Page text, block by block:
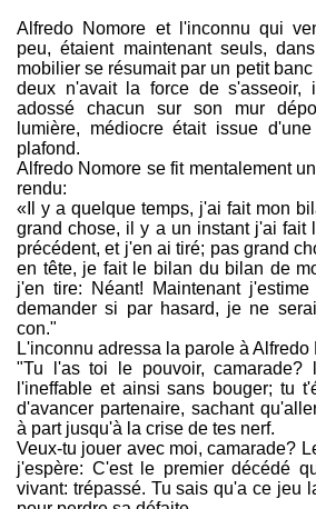
Alfredo Nomore et l'inconnu qui
peu, étaient maintenant seuls,
mobilier se résumait par un petit
deux n'avait la force de s'asseoir,
adossé chacun sur son mur
lumière, médiocre était issue
plafond.
Alfredo Nomore se fit mentalement
rendu:
«Il y a quelque temps, j'ai fait mon
grand chose, il y a un instant j'ai fait
précédent, et j'en ai tiré; pas grand
en tête, je fait le bilan du bilan de
j'en tire: Néant! Maintenant
demander si par hasard, je ne
con."
L'inconnu adressa la parole à Alfredo
"Tu l'as toi le pouvoir, camarade?
l'ineffable et ainsi sans bouger; tu
d'avancer partenaire, sachant
à part jusqu'à la crise de tes nerf.
Veux-tu jouer avec moi, camarade?
j'espère: C'est le premier décédé
vivant: trépassé. Tu sais qu'a ce jeu